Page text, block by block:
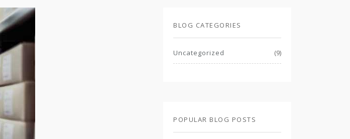
BLOG CATEGORIES
Uncategorized (9)
POPULAR BLOG POSTS